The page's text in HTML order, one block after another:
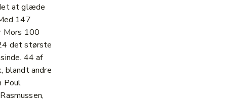
at glæde
147
Mors 100
det største
44 af
blandt andre
Poul